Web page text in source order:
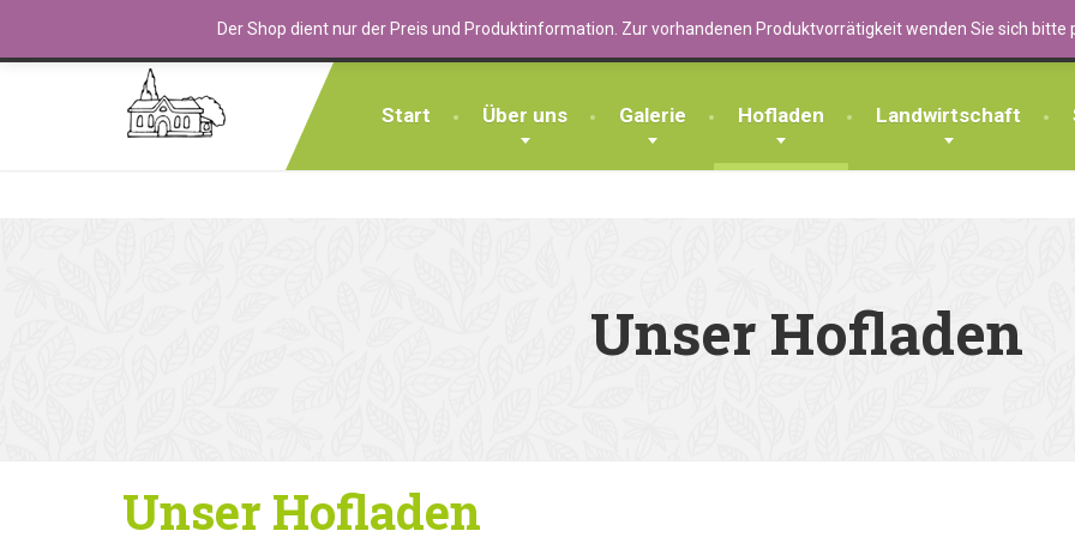
GUT BERGFELD Landwirtschaft, Hofladen & Ferienwohnung
Am Hof 1
17237 Bergfeld
Silvio Mai:
Jürgen
Start Über uns Galerie Hofladen Landwirtschaft
Unser Hofladen
Unser Hofladen
Der Shop dient nur der Preis und Produktinformation. Zur vorhandenen Produktvorrätigkeit wenden Sie sich bitte